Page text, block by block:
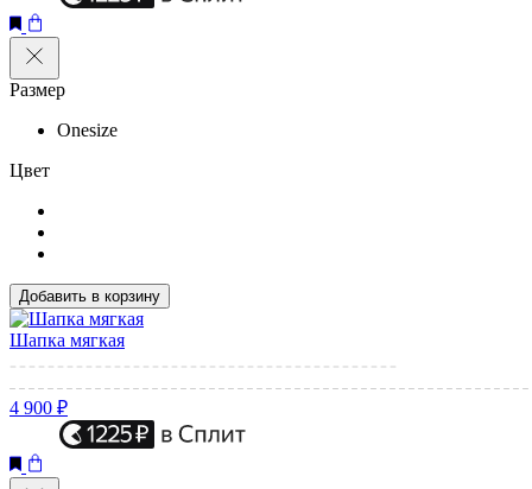
Размер
Onesize
Цвет
Добавить в корзину
Шапка мягкая
4 900 ₽